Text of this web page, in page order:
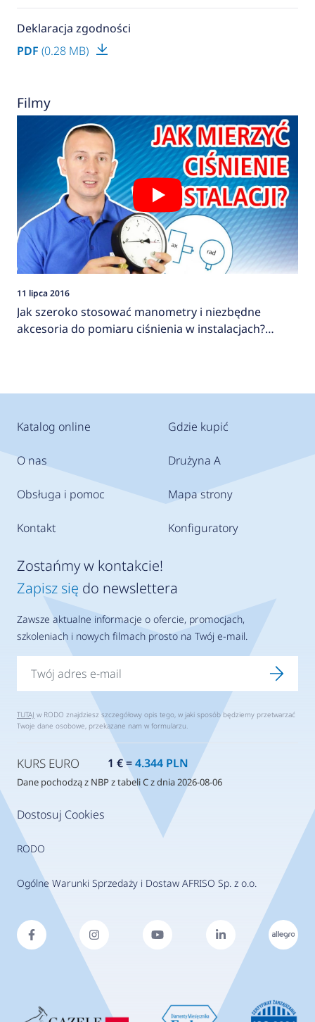
Deklaracja zgodności
PDF (0.28 MB)
Filmy
11 lipca 2016
Jak szeroko stosować manometry i niezbędne
akcesoria do pomiaru ciśnienia w instalacjach?
Katalog online
O nas
Obsługa i pomoc
Kontakt
Gdzie kupić
Drużyna A
Mapa strony
Konfiguratory
Dostosuj Cookies
RODO
Ogólne Warunki Sprzedaży i Dostaw AFRISO Sp. z o.o.
Zostańmy w kontakcie!
Zapisz się do newslettera
Zawsze aktualne informacje o ofercie, promocjach,
szkoleniach i nowych filmach prosto na Twój e-mail.
TUTAJ w RODO znajdziesz szczegółowy opis tego, w jaki sposób będziemy przetwarzać
Twoje dane osobowe, przekazane nam w formularzu.
KURS EURO 1 € =4.344 PLN
Dane pochodzą z NBP z tabeli C z dnia 2026-08-06